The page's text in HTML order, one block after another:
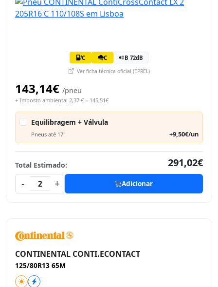
C C B 72dB
Ver ficha técnica oficial (EPREL)
143,14€ /pneu
+ Imposto ambiental 2,37 € = 145,51€
Equilibragem + Válvula
Pneus até 17" +9,50€/un
Total Estimado:
291,02€
-
2 + Adicionar
CONTINENTAL CONTI.ECONTACT
125/80R13 65M